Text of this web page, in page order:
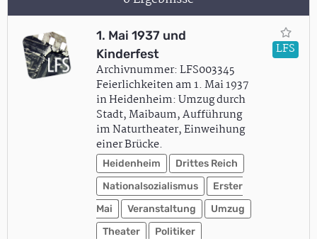
1. Mai 1937 und
Kinderfest
Archivnummer: LFS003345
Feierlichkeiten am 1. Mai 1937
in Heidenheim: Umzug durch
Stadt, Maibaum, Aufführung
im Naturtheater, Einweihung
einer Brücke.
Heidenheim
Drittes Reich
Nationalsozialismus
Erster
Mai
Veranstaltung
Umzug
Theater
Politiker
LFS